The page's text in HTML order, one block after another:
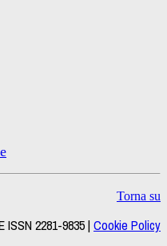
Torna su
ISSN 2281-9835 | Cookie Policy